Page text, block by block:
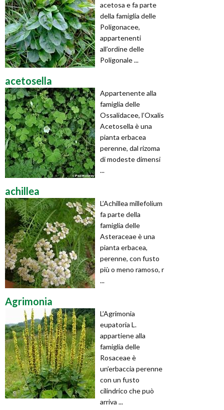
acetosa e fa parte
della famiglia delle
Poligonacee,
appartenenti
all’ordine delle
Poligonale ...
acetosella
Appartenente alla
famiglia delle
Ossalidacee, l’Oxalis
Acetosella è una
pianta erbacea
perenne, dal rizoma
di modeste dimensi
...
achillea
L’Achillea millefolium
fa parte della
famiglia delle
Asteraceae è una
pianta erbacea,
perenne, con fusto
più o meno ramoso, r
...
Agrimonia
L’Agrimonia
eupatoria L.
appartiene alla
famiglia delle
Rosaceae è
un’erbaccia perenne
con un fusto
cilindrico che può
arriva ...